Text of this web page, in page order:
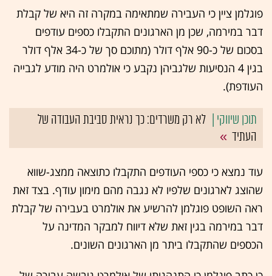
פוגלמן ציין כי העבירה שמתאימה במקרה זה היא של קבלת
דבר במירמה, שכן מן הארגונים התקבלו כספים עודפים
בסכום של כ-90 אלף דולר (מתוכם סך של כ-34 אלף דולר
בגין 4 הנסיעות שלגביהן נקבע כי אולמרט היה מודע לגבייה
העודפת).
לא רק משרדים: כך נראית סביבת העבודה של
העתיד
עוד נמצא כי כספי העודפים התקבלו כתוצאה ממצג-שווא
שהוצג לארגונים שלפיו לא נגבה מהם מימון עודף. בצד זאת
ראה השופט פוגלמן להרשיע את אולמרט בעבירה של קבלת
דבר במירמה בגין זאת שלא דיווח למבקר המדינה על
הכספים שהתקבלו ביתר מן הארגונים השונים.